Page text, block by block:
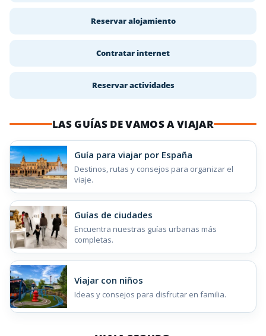
Reservar alojamiento
Contratar internet
Reservar actividades
LAS GUÍAS DE VAMOS A VIAJAR
Guía para viajar por España
Destinos, rutas y consejos para organizar el
viaje.
Guías de ciudades
Encuentra nuestras guías urbanas más
completas.
Viajar con niños
Ideas y consejos para disfrutar en familia.